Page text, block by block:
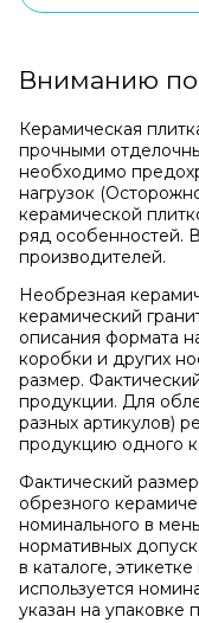
Вниманию
Керамическая
прочными
необходимо
нагрузок
керамической
ряд особенностей.
производителей.
Необрезная
керамический
описания формата
коробки и других
размер.
продукции. Для
разных артикулов)
продукцию одного
Фактический
обрезного
номинального в
нормативных
в каталоге,
используется
указан на упаковке